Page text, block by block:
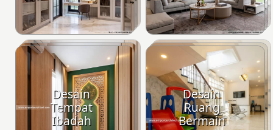
Desain
Tempat
Ibadah
Desain
Ruang
Bermain